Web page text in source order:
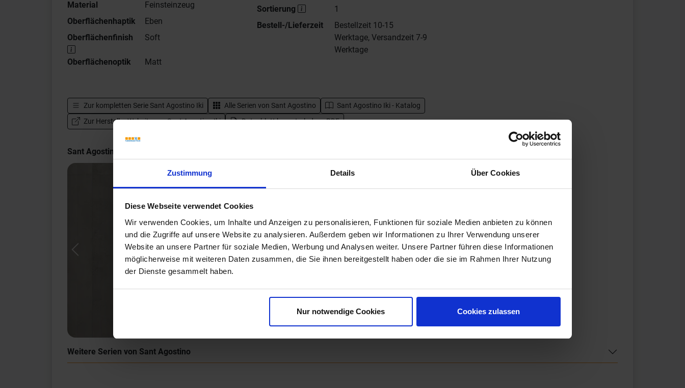
Zustimmung Details Über Cookies
Diese Webseite verwendet Cookies
Wir verwenden Cookies, um Inhalte und Anzeigen zu personalisieren, Funktionen für soziale Medien anbieten zu können
und die Zugriffe auf unsere Website zu analysieren. Außerdem geben wir Informationen zu Ihrer Verwendung unserer
Website an unsere Partner für soziale Medien, Werbung und Analysen weiter. Unsere Partner führen diese Informationen
möglicherweise mit weiteren Daten zusammen, die Sie ihnen bereitgestellt haben oder die sie im Rahmen Ihrer Nutzung
der Dienste gesammelt haben.
Nur notwendige Cookies Cookies zulassen
Material
Feinsteinzeug
Oberflächenhaptik
Eben
Oberflächenfinish
Soft
Oberflächenoptik Matt
Sortierung
1
Bestell-/Lieferzeit
Bestellzeit 10-15
Werktage, Versandzeit 7-9
Werktage
Zur kompletten Serie Sant Agostino Iki Alle Serien von Sant Agostino
Sant Agostino Iki - Katalog
Zur Hersteller Website von Sant Agostino Iki
Datenblatt herunterladen - PDF
Sant Agostino Iki Impressionen
Previous Next
Weitere Serien von Sant Agostino